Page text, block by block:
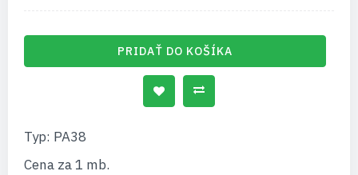
PRIDAŤ DO KOŠÍKA
Typ: PA38
Cena za 1 mb.